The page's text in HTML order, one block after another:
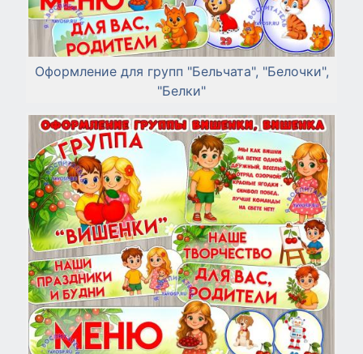
Оформление для групп "Бельчата", "Белочки",
"Белки"